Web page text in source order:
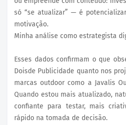
só “se atualizar” — é
motivação.
Minha análise como estrategista
Esses dados confirmam o que
Doisde Publicidade quanto nos
marcas outdoor como a Javalis
Quando estou mais atualizado,
confiante para testar, mais
rápido na tomada de decisão.